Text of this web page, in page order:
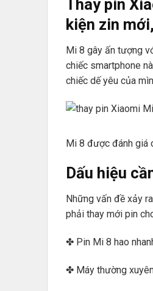
Thay pin
kiện zin
Mi 8 gây ấn tượng
chiếc smartphone
chiếc dế yêu của
Mi 8 được đánh giá
Dấu hiệu
Những vấn đề xảy
phải thay mới pin
✤ Pin Mi 8 hao
✤ Máy thường